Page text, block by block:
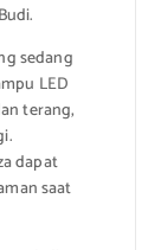
sedang
LED
terang,
dapat
saat